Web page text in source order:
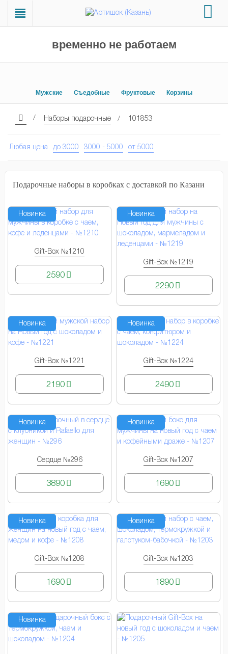
временно не работаем
Мужские Съедобные Фруктовые Корзины
Наборы подарочные 101853
Любая цена до 3000 3000 - 5000 от 5000
Подарочные наборы в коробках с доставкой по Казани
Новинка
Gift-Box №1210
КУПИТЬ
2590
Новинка
Gift-Box №1219
КУПИТЬ
2290
Новинка
Gift-Box №1221
КУПИТЬ
2190
Новинка
Gift-Box №1224
КУПИТЬ
2490
Новинка
Сердце №296
КУПИТЬ
3890
Новинка
Gift-Box №1207
КУПИТЬ
1690
Новинка
Gift-Box №1208
КУПИТЬ
1690
Новинка
Gift-Box №1203
КУПИТЬ
1890
Новинка